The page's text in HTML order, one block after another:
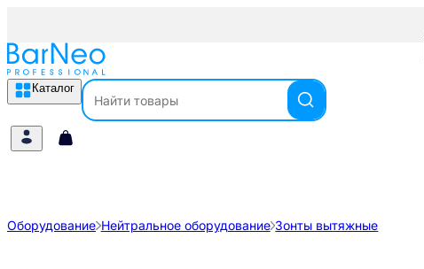
Каталог
Оборудование Нейтральное оборудование Зонты вытяжные